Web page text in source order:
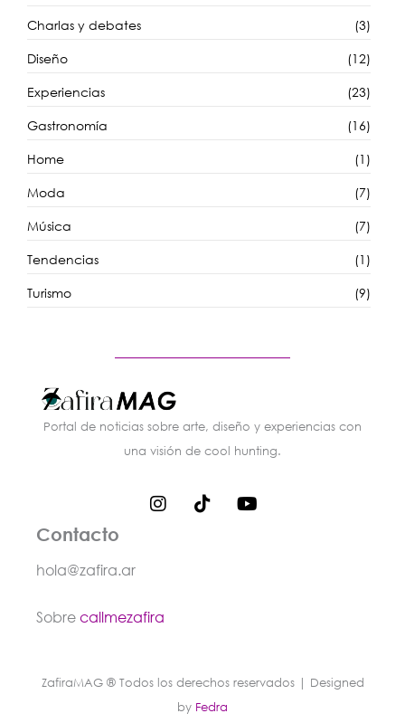
Charlas y debates (3)
Diseño (12)
Experiencias (23)
Gastronomía (16)
Home (1)
Moda (7)
Música (7)
Tendencias (1)
Turismo (9)
Portal de noticias sobre arte, diseño y experiencias con
una visión de cool hunting.
I
n
a
T
i
Y
o
Contacto
hola@zafira.ar
Sobre callmezafira
ZafiraMAG ® Todos los derechos reservados | Designed
by Fedra